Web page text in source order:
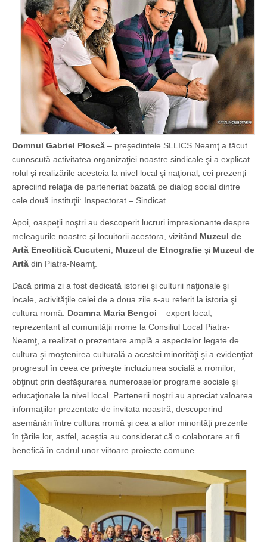
Domnul Gabriel Ploscă – preşedintele SLLICS Neamţ a făcut
cunoscută activitatea organizaţiei noastre sindicale şi a explicat
rolul şi realizările acesteia la nivel local şi naţional, cei prezenţi
apreciind relaţia de parteneriat bazată pe dialog social dintre
cele două instituţii: Inspectorat – Sindicat.
Apoi, oaspeţii noştri au descoperit lucruri impresionante despre
meleagurile noastre şi locuitorii acestora, vizitând Muzeul de
Artă Eneolitică Cucuteni, Muzeul de Etnografie şi Muzeul de
Artă din Piatra-Neamţ.
Dacă prima zi a fost dedicată istoriei şi culturii naţionale şi
locale, activităţile celei de a doua zile s-au referit la istoria şi
cultura rromă. Doamna Maria Bengoi – expert local,
reprezentant al comunităţii rrome la Consiliul Local Piatra-
Neamţ, a realizat o prezentare amplă a aspectelor legate de
cultura şi moştenirea culturală a acestei minorităţi şi a evidenţiat
progresul în ceea ce priveşte incluziunea socială a rromilor,
obţinut prin desfăşurarea numeroaselor programe sociale şi
educaţionale la nivel local. Partenerii noştri au apreciat valoarea
informaţiilor prezentate de invitata noastră, descoperind
asemănări între cultura rromă şi cea a altor minorităţi prezente
în ţările lor, astfel, aceş­tia au considerat că o colaborare ar fi
benefică în cadrul unor viitoare proiecte comune.